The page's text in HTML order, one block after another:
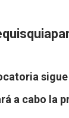
a cabo la